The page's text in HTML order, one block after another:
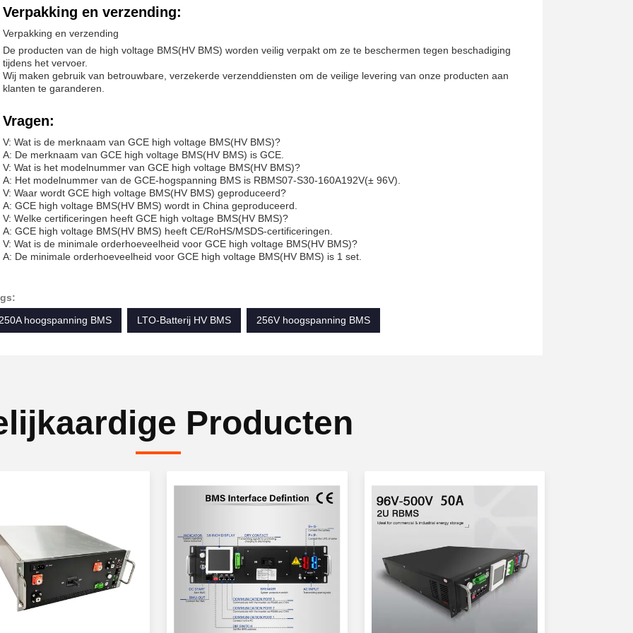
Verpakking en verzending:
Verpakking en verzending
De producten van de high voltage BMS(HV BMS) worden veilig verpakt om ze te beschermen tegen beschadiging
tijdens het vervoer.
Wij maken gebruik van betrouwbare, verzekerde verzenddiensten om de veilige levering van onze producten aan
klanten te garanderen.
Vragen:
V: Wat is de merknaam van GCE high voltage BMS(HV BMS)?
A: De merknaam van GCE high voltage BMS(HV BMS) is GCE.
V: Wat is het modelnummer van GCE high voltage BMS(HV BMS)?
A: Het modelnummer van de GCE-hogspanning BMS is RBMS07-S30-160A192V(± 96V)
V: Waar wordt GCE high voltage BMS(HV BMS) geproduceerd?
A: GCE high voltage BMS(HV BMS) wordt in China geproduceerd.
V: Welke certificeringen heeft GCE high voltage BMS(HV BMS)?
A: GCE high voltage BMS(HV BMS) heeft CE/RoHS/MSDS-certificeringen.
V: Wat is de minimale orderhoeveelheid voor GCE high voltage BMS(HV BMS)?
A: De minimale orderhoeveelheid voor GCE high voltage BMS(HV BMS) is 1 set.
hoogspanning BMS
LTO-Batterij HV BMS 256V hoogspanning BMS
Producten